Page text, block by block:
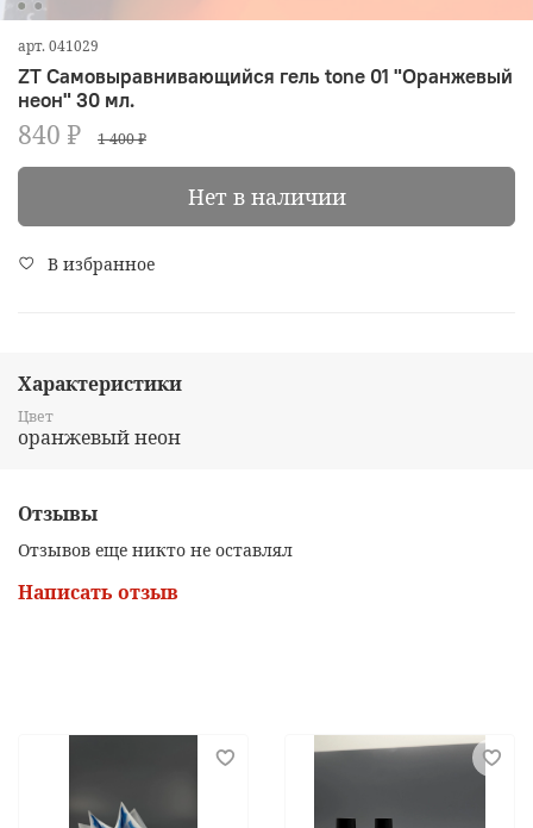
арт. 041029
ZT Самовыравнивающийся гель tone 01 "Оранжевый
неон" 30 мл.
840 ₽ 1 400 ₽
Нет в наличии
В избранное
Характеристики
Цвет
оранжевый неон
Отзывы
Отзывов еще никто не оставлял
Написать отзыв